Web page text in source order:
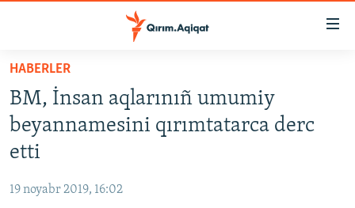
Esas
mündericege
qaytmaq
Baş
navigatsiyağa
qaytmaq
Qıdıruvğa
qaytmaq
HABERLER
SİYASET
İQTİSADİYAT
MEDENİYET
HABERLER
BM, İnsan aqlarınıñ umumiy
beyannamesini qırımtatarca derc
etti
19 noyabr 2019, 16:02